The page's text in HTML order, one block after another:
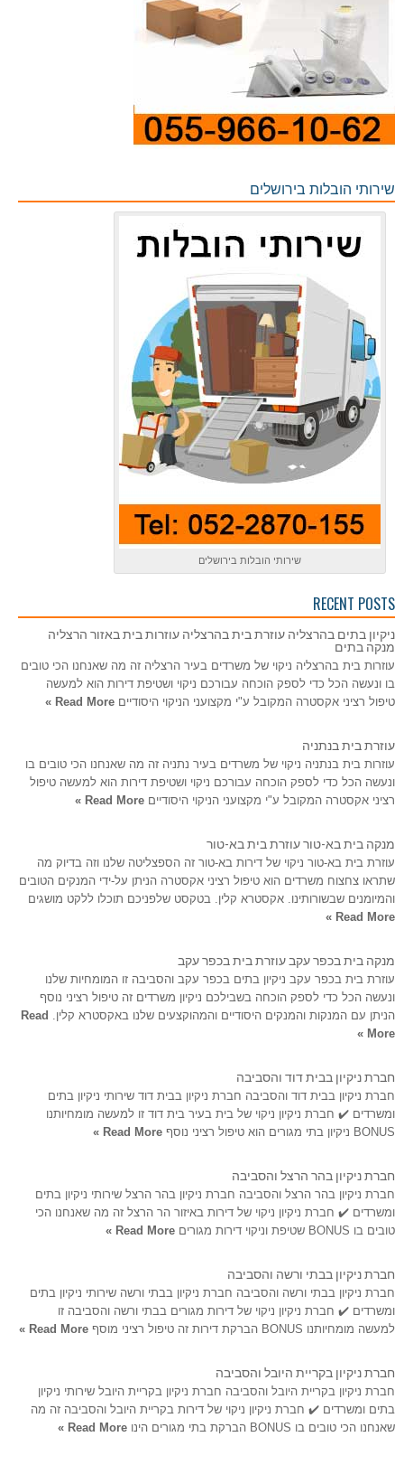
שירותי הובלות בירושלים
שירותי הובלות בירושלים
RECENT POSTS
ניקיון בתים בהרצליה עוזרת בית בהרצליה עוזרות בית באזור הרצליה
מנקה בתים
עוזרות בית בהרצליה ניקוי של משרדים בעיר הרצליה זה מה שאנחנו הכי טובים
בו ונעשה הכל כדי לספק הוכחה עבורכם ניקוי ושטיפת דירות הוא למעשה
טיפול רציני אקסטרה המקובל ע"י מקצועני הניקוי היסודיים Read More »
עוזרת בית בנתניה
עוזרות בית בנתניה ניקוי של משרדים בעיר נתניה זה מה שאנחנו הכי טובים בו
ונעשה הכל כדי לספק הוכחה עבורכם ניקוי ושטיפת דירות הוא למעשה טיפול
רציני אקסטרה המקובל ע"י מקצועני הניקוי היסודיים Read More »
מנקה בית בא-טור עוזרת בית בא-טור
עוזרת בית בא-טור ניקוי של דירות בא-טור זה הספצליטה שלנו וזה בדיוק מה
שתראו צחצוח משרדים הוא טיפול רציני אקסטרה הניתן על-ידי המנקים הטובים
והמיומנים שבשורותינו. אקסטרא קלין. בטקסט שלפניכם תוכלו ללקט מושגים
Read More »
מנקה בית בכפר עקב עוזרת בית בכפר עקב
עוזרת בית בכפר עקב ניקיון בתים בכפר עקב והסביבה זו המומחיות שלנו
ונעשה הכל כדי לספק הוכחה בשבילכם ניקיון משרדים זה טיפול רציני נוסף
הניתן עם המנקות והמנקים היסודיים והמהוקצעים שלנו באקסטרא קלין. Read
More »
חברת ניקיון בבית דוד והסביבה
חברת ניקיון בבית דוד והסביבה חברת ניקיון בבית דוד שירותי ניקיון בתים
ומשרדים ✔️ חברת ניקיון ניקוי של בית בעיר בית דוד זו למעשה מומחיותנו
BONUS ניקיון בתי מגורים הוא טיפול רציני נוסף
Read More »
חברת ניקיון בהר הרצל והסביבה
חברת ניקיון בהר הרצל והסביבה חברת ניקיון בהר הרצל שירותי ניקיון בתים
ומשרדים ✔️ חברת ניקיון ניקוי של דירות באיזור הר הרצל זה מה שאנחנו הכי
טובים בו BONUS שטיפת וניקוי דירות מגורים
Read More »
חברת ניקיון בבתי ורשה והסביבה
חברת ניקיון בבתי ורשה והסביבה חברת ניקיון בבתי ורשה שירותי ניקיון בתים
ומשרדים ✔️ חברת ניקיון ניקוי של דירות מגורים בבתי ורשה והסביבה זו
למעשה מומחיותנו BONUS הברקת דירות זה טיפול רציני מוסף
Read More »
חברת ניקיון בקריית היובל והסביבה
חברת ניקיון בקריית היובל והסביבה חברת ניקיון בקריית היובל שירותי ניקיון
בתים ומשרדים ✔️ חברת ניקיון ניקוי של דירות בקריית היובל והסביבה זה מה
שאנחנו הכי טובים בו BONUS הברקת בתי מגורים הינו
Read More »